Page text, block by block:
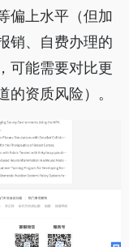
偏上水平（但加
销、自费办理的
可能需要对比更
的资质风险）。